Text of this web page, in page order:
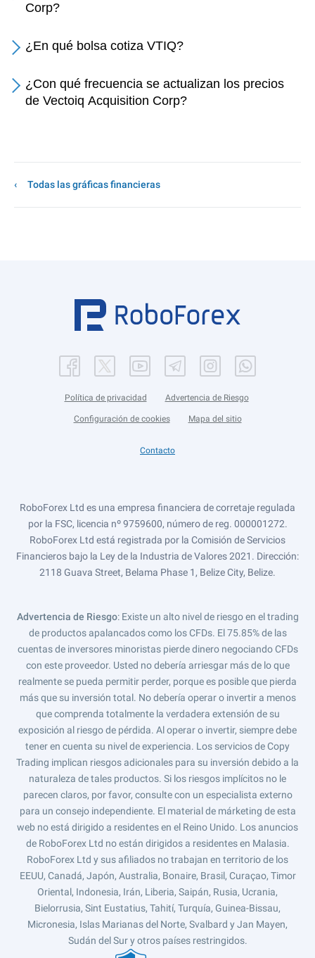
Corp?
¿En qué bolsa cotiza VTIQ?
¿Con qué frecuencia se actualizan los precios
de Vectoiq Acquisition Corp?
Todas las gráficas financieras
Política de privacidad Advertencia de Riesgo
Configuración de cookies Mapa del sitio
Contacto
RoboForex Ltd es una empresa financiera de corretaje regulada
por la FSC, licencia nº 9759600, número de reg. 000001272.
RoboForex Ltd está registrada por la Comisión de Servicios
Financieros bajo la Ley de la Industria de Valores 2021. Dirección:
2118 Guava Street, Belama Phase 1, Belize City, Belize.
Advertencia de Riesgo: Existe un alto nivel de riesgo en el trading
de productos apalancados como los CFDs. El 75.85% de las
cuentas de inversores minoristas pierde dinero negociando CFDs
con este proveedor. Usted no debería arriesgar más de lo que
realmente se pueda permitir perder, porque es posible que pierda
más que su inversión total. No debería operar o invertir a menos
que comprenda totalmente la verdadera extensión de su
exposición al riesgo de pérdida. Al operar o invertir, siempre debe
tener en cuenta su nivel de experiencia. Los servicios de Copy
Trading implican riesgos adicionales para su inversión debido a la
naturaleza de tales productos. Si los riesgos implícitos no le
parecen claros, por favor, consulte con un especialista externo
para un consejo independiente. El material de márketing de esta
web no está dirigido a residentes en el Reino Unido. Los anuncios
de RoboForex Ltd no están dirigidos a residentes en Malasia.
RoboForex Ltd y sus afiliados no trabajan en territorio de los
EEUU, Canadá, Japón, Australia, Bonaire, Brasil, Curaçao, Timor
Oriental, Indonesia, Irán, Liberia, Saipán, Rusia, Ucrania,
Bielorrusia, Sint Eustatius, Tahití, Turquía, Guinea-Bissau,
Micronesia, Islas Marianas del Norte, Svalbard y Jan Mayen,
Sudán del Sur y otros países restringidos.